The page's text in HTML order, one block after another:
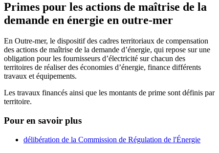
Primes pour les actions de maîtrise de la
demande en énergie en outre-mer
En Outre-mer, le dispositif des cadres territoriaux de compensation
des actions de maîtrise de la demande d’énergie, qui repose sur une
obligation pour les fournisseurs d’électricité sur chacun des
territoires de réaliser des économies d’énergie, finance différents
travaux et équipements.
Les travaux financés ainsi que les montants de prime sont définis par
territoire.
Pour en savoir plus
délibération de la Commission de Régulation de l'Énergie